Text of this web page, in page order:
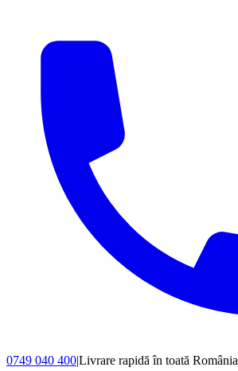
0749 040 400|Livrare rapidă în toată România